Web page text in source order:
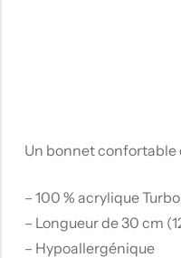
Un bonnet confortable
– 100 % acrylique Turbo
– Longueur de 30 cm
– Hypoallergénique